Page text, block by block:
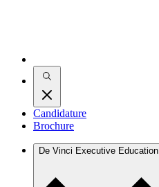
Candidature
Brochure
De Vinci Executive Education